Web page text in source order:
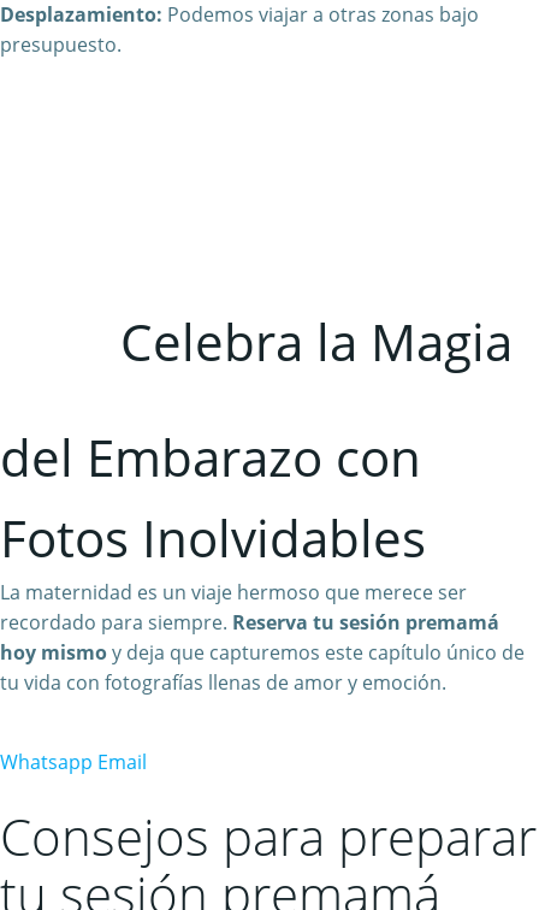
Desplazamiento: Podemos viajar a otras zonas bajo
presupuesto.
Celebra la Magia
del Embarazo con
Fotos Inolvidables
La maternidad es un viaje hermoso que merece ser
recordado para siempre. Reserva tu sesión premamá
hoy mismoy deja que capturemos este capítulo único de
tu vida con fotografías llenas de amor y emoción.
Whatsapp Email
Consejos para preparar
tu sesión premamá